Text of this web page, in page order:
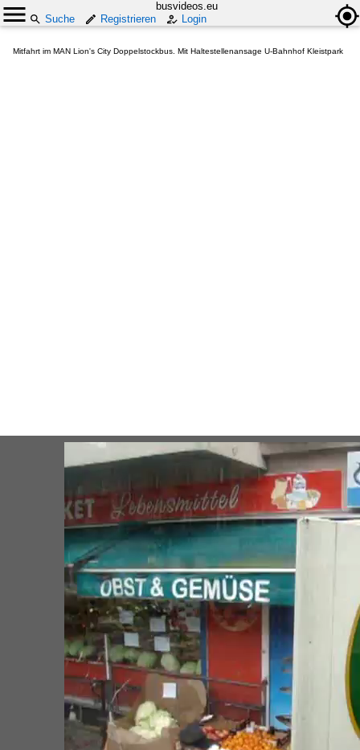
busvideos.eu
Suche
Registrieren Login
Mitfahrt im MAN Lion's City Doppelstockbus. Mit Haltestellenansage U-Bahnhof Kleistpark